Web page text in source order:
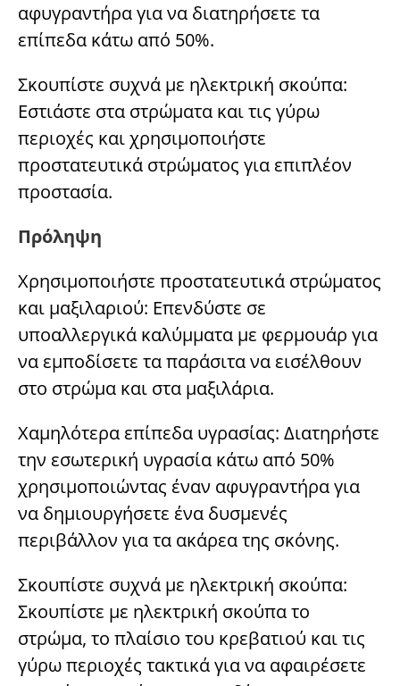
αφυγραντήρα για να διατηρήσετε τα
επίπεδα κάτω από 50%.
Σκουπίστε συχνά με ηλεκτρική σκούπα:
Εστιάστε στα στρώματα και τις γύρω
περιοχές και χρησιμοποιήστε
προστατευτικά στρώματος για επιπλέον
προστασία.
Πρόληψη
Χρησιμοποιήστε προστατευτικά στρώματος
και μαξιλαριού: Επενδύστε σε
υποαλλεργικά καλύμματα με φερμουάρ για
να εμποδίσετε τα παράσιτα να εισέλθουν
στο στρώμα και στα μαξιλάρια.
Χαμηλότερα επίπεδα υγρασίας: Διατηρήστε
την εσωτερική υγρασία κάτω από 50%
χρησιμοποιώντας έναν αφυγραντήρα για
να δημιουργήσετε ένα δυσμενές
περιβάλλον για τα ακάρεα της σκόνης.
Σκουπίστε συχνά με ηλεκτρική σκούπα:
Σκουπίστε με ηλεκτρική σκούπα το
στρώμα, το πλαίσιο του κρεβατιού και τις
γύρω περιοχές τακτικά για να αφαιρέσετε